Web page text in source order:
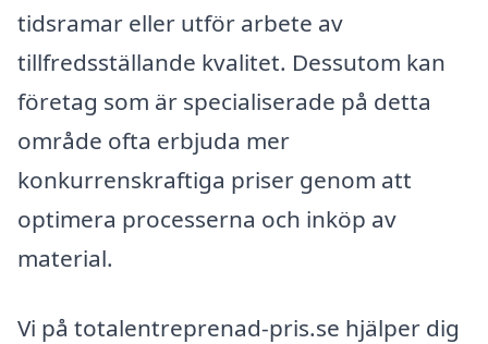
tidsramar eller utför arbete av
tillfredsställande kvalitet. Dessutom kan
företag som är specialiserade på detta
område ofta erbjuda mer
konkurrenskraftiga priser genom att
optimera processerna och inköp av
material.
Vi på totalentreprenad-pris.se hjälper dig